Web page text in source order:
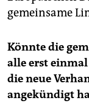
gemeinsame
Könnte die
alle erst
die neue
angekündigt